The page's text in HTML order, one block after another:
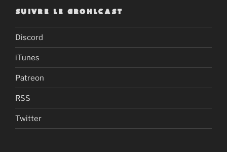
SUIVRE LE GROHLCAST
Discord
iTunes
Patreon
RSS
Twitter